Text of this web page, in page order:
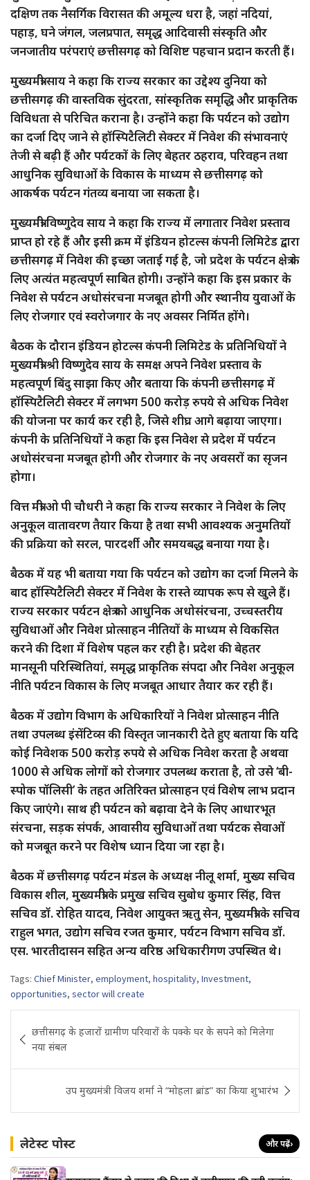
दक्षिण तक नैसर्गिक विरासत की अमूल्य धरा है, जहां नदियां,
पहाड़, घने जंगल, जलप्रपात, समृद्ध आदिवासी संस्कृति और
जनजातीय परंपराएं छत्तीसगढ़ को विशिष्ट पहचान प्रदान करती हैं।
मुख्यमंत्री साय ने कहा कि राज्य सरकार का उद्देश्य दुनिया को
छत्तीसगढ़ की वास्तविक सुंदरता, सांस्कृतिक समृद्धि और प्राकृतिक
विविधता से परिचित कराना है। उन्होंने कहा कि पर्यटन को उद्योग
का दर्जा दिए जाने से हॉस्पिटैलिटी सेक्टर में निवेश की संभावनाएं
तेजी से बढ़ी हैं और पर्यटकों के लिए बेहतर ठहराव, परिवहन तथा
आधुनिक सुविधाओं के विकास के माध्यम से छत्तीसगढ़ को
आकर्षक पर्यटन गंतव्य बनाया जा सकता है।
मुख्यमंत्री विष्णुदेव साय ने कहा कि राज्य में लगातार निवेश प्रस्ताव
प्राप्त हो रहे हैं और इसी क्रम में इंडियन होटल्स कंपनी लिमिटेड द्वारा
छत्तीसगढ़ में निवेश की इच्छा जताई गई है, जो प्रदेश के पर्यटन क्षेत्र के
लिए अत्यंत महत्वपूर्ण साबित होगी। उन्होंने कहा कि इस प्रकार के
निवेश से पर्यटन अधोसंरचना मजबूत होगी और स्थानीय युवाओं के
लिए रोजगार एवं स्वरोजगार के नए अवसर निर्मित होंगे।
बैठक के दौरान इंडियन होटल्स कंपनी लिमिटेड के प्रतिनिधियों ने
मुख्यमंत्री श्री विष्णुदेव साय के समक्ष अपने निवेश प्रस्ताव के
महत्वपूर्ण बिंदु साझा किए और बताया कि कंपनी छत्तीसगढ़ में
हॉस्पिटैलिटी सेक्टर में लगभग 500 करोड़ रुपये से अधिक निवेश
की योजना पर कार्य कर रही है, जिसे शीघ्र आगे बढ़ाया जाएगा।
कंपनी के प्रतिनिधियों ने कहा कि इस निवेश से प्रदेश में पर्यटन
अधोसंरचना मजबूत होगी और रोजगार के नए अवसरों का सृजन
होगा।
वित्त मंत्री ओ पी चौधरी ने कहा कि राज्य सरकार ने निवेश के लिए
अनुकूल वातावरण तैयार किया है तथा सभी आवश्यक अनुमतियों
की प्रक्रिया को सरल, पारदर्शी और समयबद्ध बनाया गया है।
बैठक में यह भी बताया गया कि पर्यटन को उद्योग का दर्जा मिलने के
बाद हॉस्पिटैलिटी सेक्टर में निवेश के रास्ते व्यापक रूप से खुले हैं।
राज्य सरकार पर्यटन क्षेत्र को आधुनिक अधोसंरचना, उच्चस्तरीय
सुविधाओं और निवेश प्रोत्साहन नीतियों के माध्यम से विकसित
करने की दिशा में विशेष पहल कर रही है। प्रदेश की बेहतर
मानसूनी परिस्थितियां, समृद्ध प्राकृतिक संपदा और निवेश अनुकूल
नीति पर्यटन विकास के लिए मजबूत आधार तैयार कर रही हैं।
बैठक में उद्योग विभाग के अधिकारियों ने निवेश प्रोत्साहन नीति
तथा उपलब्ध इंसेंटिव्स की विस्तृत जानकारी देते हुए बताया कि यदि
कोई निवेशक 500 करोड़ रुपये से अधिक निवेश करता है अथवा
1000 से अधिक लोगों को रोजगार उपलब्ध कराता है, तो उसे ‘बी-
स्पोक पॉलिसी’ के तहत अतिरिक्त प्रोत्साहन एवं विशेष लाभ प्रदान
किए जाएंगे। साथ ही पर्यटन को बढ़ावा देने के लिए आधारभूत
संरचना, सड़क संपर्क, आवासीय सुविधाओं तथा पर्यटक सेवाओं
को मजबूत करने पर विशेष ध्यान दिया जा रहा है।
बैठक में छत्तीसगढ़ पर्यटन मंडल के अध्यक्ष नीलू शर्मा, मुख्य सचिव
विकास शील, मुख्यमंत्री के प्रमुख सचिव सुबोध कुमार सिंह, वित्त
सचिव डॉ. रोहित यादव, निवेश आयुक्त ऋतु सेन, मुख्यमंत्री के सचिव
राहुल भगत, उद्योग सचिव रजत कुमार, पर्यटन विभाग सचिव डॉ.
एस. भारतीदासन सहित अन्य वरिष्ठ अधिकारीगण उपस्थित थे।
Tags: Chief Minister, employment, hospitality, Investment,
opportunities, sector will create
navigation
छत्तीसगढ़ के हजारों ग्रामीण परिवारों के पक्के घर के सपने को मिलेगा
नया संबल
उप मुख्यमंत्री विजय शर्मा ने “मोहला ब्रांड” का किया शुभारंभ
लेटेस्ट पोस्ट और पढ़ें›